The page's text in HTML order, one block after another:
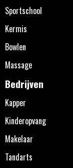
Sportschool
Kermis
Bowlen
Massage
Bedrijven
Kapper
Kinderopvang
Makelaar
Tandarts